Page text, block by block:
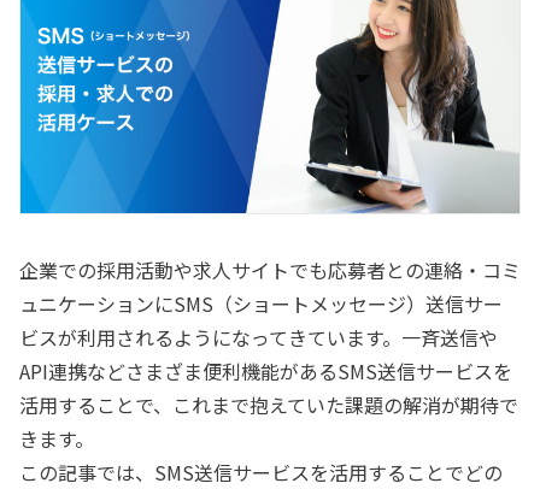
企業での採用活動や求人サイトでも応募者との連絡・コミ
ュニケーションにSMS（ショートメッセージ）送信サー
ビスが利用されるようになってきています。一斉送信や
API連携などさまざま便利機能があるSMS送信サービスを
活用することで、これまで抱えていた課題の解消が期待で
きます。
この記事では、SMS送信サービスを活用することでどの